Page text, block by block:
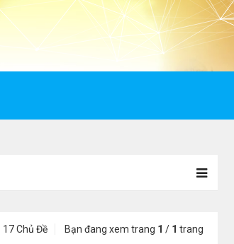
17 Chủ Đề Bạn đang xem trang 1 / 1 trang